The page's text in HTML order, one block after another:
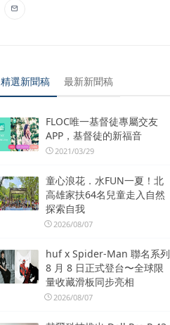
精選新聞稿 最新新聞稿
FLOC唯一基督徒專屬交友
APP，基督徒的新福音
2021/03/29
童心浪花．水FUN一夏！北
高雄家扶64名兒童走入自然
探索自我
2026/08/07
huf x Spider-Man 聯名系列
8 月 8 日正式登台〜全球限
量收藏滑板同步亮相
2026/08/07